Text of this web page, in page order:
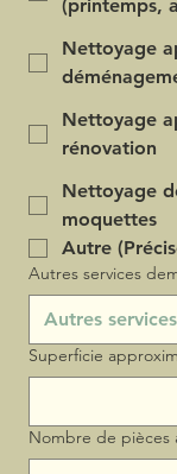
(printemps,
Nettoyage
Nettoyage
rénovation
Nettoyage
moquettes
Autre
Autres services
Superficie
Nombre de pièces